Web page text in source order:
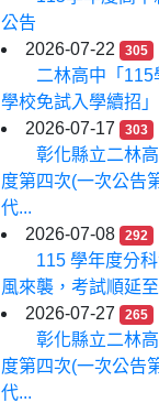
公告
2026-07-22
305
二林高中「115
學校免試入學續招
2026-07-17
303
彰化縣立二林
度第四次(一次公告
代...
2026-07-08
292
115 學年度分
風來襲，考試順延
2026-07-27
265
彰化縣立二林
度第四次(一次公告
代...